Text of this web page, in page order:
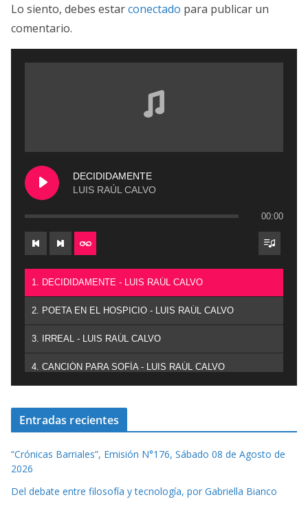
Lo siento, debes estarconectado para publicar un
comentario.
DECIDIDAMENTE
LUIS RAÚL CALVO
00:00
1. DECIDIDAMENTE - LUIS RAÚL CALVO
2. POETA EN EL HOSPICIO - LUIS RAÚL CALVO
3. IRREAL - LUIS RAÚL CALVO
4. CANCIÓN PARA SOFÍA - LUIS RAÚL CALVO
Entradas recientes
“Crónicas Barriales”, Emisión N°176, Sábado 08 de Agosto de
2026
Del debate entre filosofía y tecnología, por Gabriella Bianco